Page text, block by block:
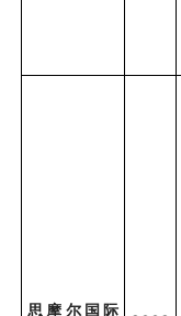
思摩尔国际